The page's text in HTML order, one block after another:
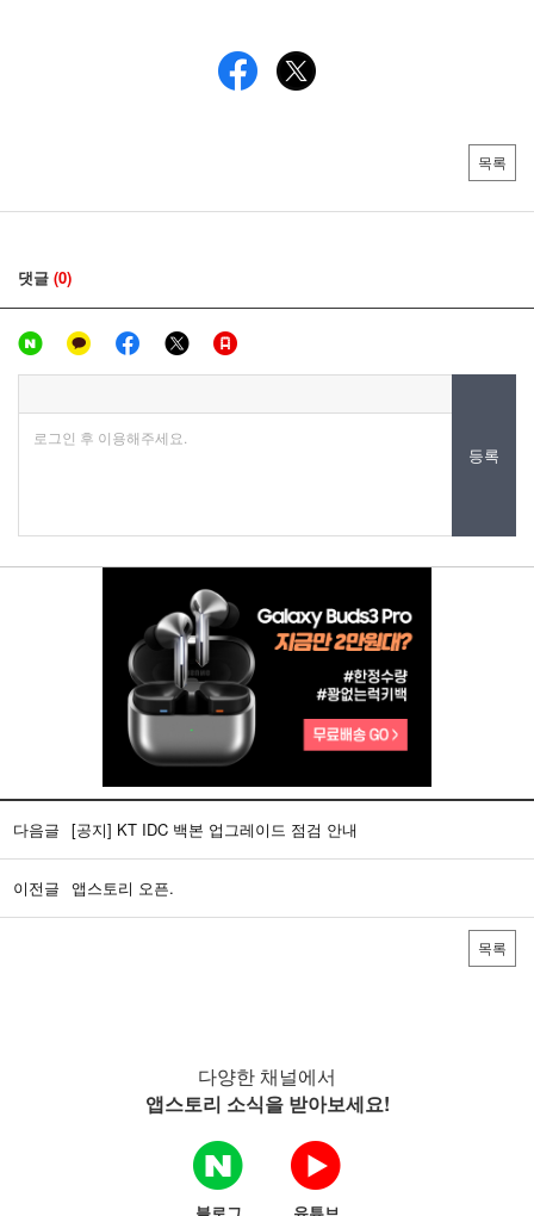
목록
댓글 (0)
로그인 후 이용해주세요.
등록
다음글 [공지] KT IDC 백본 업그레이드 점검 안내
이전글 앱스토리 오픈.
목록
다양한 채널에서
앱스토리 소식을 받아보세요!